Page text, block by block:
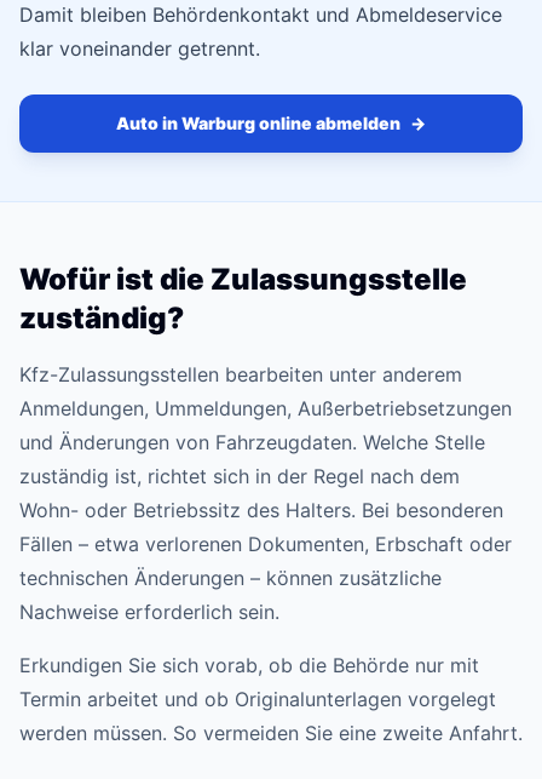
Damit bleiben Behördenkontakt und Abmeldeservice
klar voneinander getrennt.
Auto in Warburg online abmelden →
Wofür ist die Zulassungsstelle
zuständig?
Kfz-Zulassungsstellen bearbeiten unter anderem
Anmeldungen, Ummeldungen, Außerbetriebsetzungen
und Änderungen von Fahrzeugdaten. Welche Stelle
zuständig ist, richtet sich in der Regel nach dem
Wohn- oder Betriebssitz des Halters. Bei besonderen
Fällen – etwa verlorenen Dokumenten, Erbschaft oder
technischen Änderungen – können zusätzliche
Nachweise erforderlich sein.
Erkundigen Sie sich vorab, ob die Behörde nur mit
Termin arbeitet und ob Originalunterlagen vorgelegt
werden müssen. So vermeiden Sie eine zweite Anfahrt.